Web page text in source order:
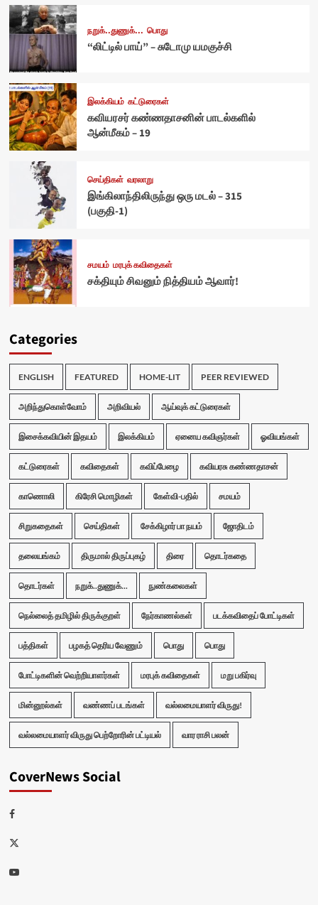
நறுக்..துணுக்... பொது
“லிட்டில் பாய்” – சுடோமு யமகுச்சி
இலக்கியம் கட்டுரைகள்
கவியரசர் கண்ணதாசனின் பாடல்களில்
ஆன்மீகம் – 19
செய்திகள் வரலாறு
இங்கிலாந்திலிருந்து ஒரு மடல் – 315
(பகுதி-1)
சமயம் மரபுக் கவிதைகள்
சக்தியும் சிவனும் நித்தியம் ஆவார்!
Categories
ENGLISH FEATURED HOME-LIT PEER REVIEWED
அறிந்துகொள்வோம் அறிவியல் ஆய்வுக் கட்டுரைகள்
இசைக்கவியின் இதயம் இலக்கியம் ஏனைய கவிஞர்கள் ஓவியங்கள்
கட்டுரைகள் கவிதைகள் கவிப்பேழை கவியரசு கண்ணதாசன்
காணொலி கிரேசி மொழிகள் கேள்வி-பதில் சமயம்
சிறுகதைகள் செய்திகள் சேக்கிழார் பா நயம் ஜோதிடம்
தலையங்கம் திருமால் திருப்புகழ் திரை தொடர்கதை
தொடர்கள் நறுக்..துணுக்... நுண்கலைகள்
நெல்லைத் தமிழில் திருக்குறள் நேர்காணல்கள் படக்கவிதைப் போட்டிகள்
பத்திகள் பழகத் தெரிய வேணும் பொது பொது
போட்டிகளின் வெற்றியாளர்கள் மரபுக் கவிதைகள் மறு பகிர்வு
மின்னூல்கள் வண்ணப் படங்கள் வல்லமையாளர் விருது!
வல்லமையாளர் விருது பெற்றோரின் பட்டியல் வார ராசி பலன்
CoverNews Social
Facebook
Twitter
Youtube